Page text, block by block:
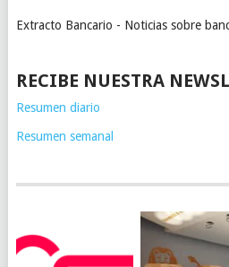
Extracto Bancario - Noticias sobre
RECIBE NUESTRA
Resumen diario
Resumen semanal